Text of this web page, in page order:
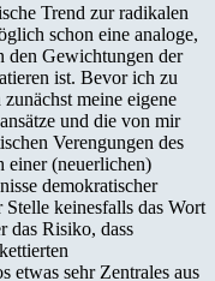
Trend zur radikalen
schon eine analoge,
den Gewichtungen der
ist. Bevor ich zu
meine eigene
und die von mir
Verengungen des
einer (neuerlichen)
demokratischer
keinesfalls das Wort
das Risiko, dass
etwas sehr Zentrales aus